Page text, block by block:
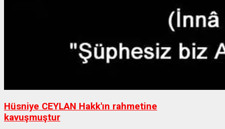
Hüsniye CEYLAN Hakk'ın rahmetine
kavuşmuştur